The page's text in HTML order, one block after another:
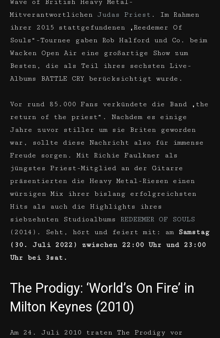
Wave of British Heavy Metal-
Mitverantwortlichen Judas Priest . Im Rahmen
ihrer 2015 stattgefundenen „Reedemer Of
Souls“-Tournee gaben Rob Halford und Co. beim
Wacken Open Air eine großartige Show zum
Besten, die als Teil ihres sechsten Live-
Albums BATTLE CRY berücksichtigt wurde.
Vor rund 85.000 Fans verkündete die Band „the
return of the priest“. Nachdem es einige
Jahre zuvor stiller um sie Briten geworden
war, sollte diese Nachricht also für immense
Freude sorgen. Mit Richie Faulkner als
jüngstes Priest-Mitglied an der Gitarre
präsentierten die Heavy Metal-Riesen einen
würzigen Mix ihrer bislang erfolgreichsten
Hits als auch die Highlights ihres
siebzehnten Studioalbums REDEEMER OF SOULS
(2014). Seht, hört und feiert mit: am
Samstag
(30. Juli 2022) zwischen 22:00 Uhr und 23:00
Uhr bei 3sat.
The Prodigy: ‘World’s On Fire’ in
Milton Keynes (2010)
Am 24. Juli 2010 traten The Prodigy vor